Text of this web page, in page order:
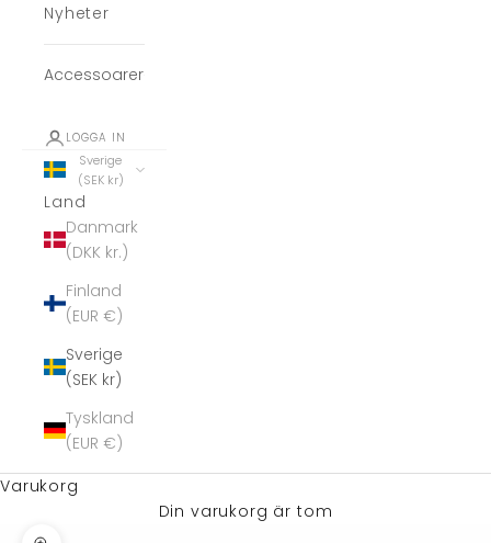
Nyheter
Accessoarer
LOGGA IN
Sverige
(SEK kr)
Land
Danmark
(DKK kr.)
Finland
(EUR €)
Sverige
(SEK kr)
Tyskland
(EUR €)
Varukorg
Din varukorg är tom